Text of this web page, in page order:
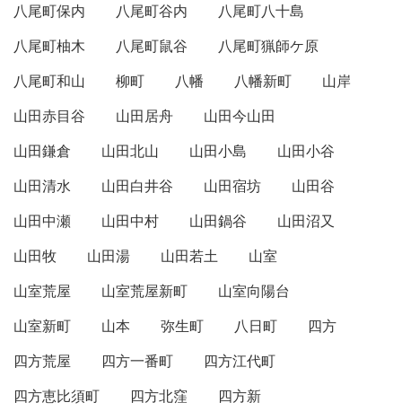
八尾町保内
八尾町谷内
八尾町八十島
八尾町柚木
八尾町鼠谷
八尾町猟師ケ原
八尾町和山
柳町 八幡 八幡新町
山岸
山田赤目谷
山田居舟
山田今山田
山田鎌倉
山田北山 山田小島
山田小谷
山田清水
山田白井谷 山田宿坊
山田谷
山田中瀬
山田中村 山田鍋谷
山田沼又
山田牧
山田湯 山田若土
山室
山室荒屋
山室荒屋新町
山室向陽台
山室新町
山本 弥生町 八日町
四方
四方荒屋
四方一番町
四方江代町
四方恵比須町
四方北窪
四方新